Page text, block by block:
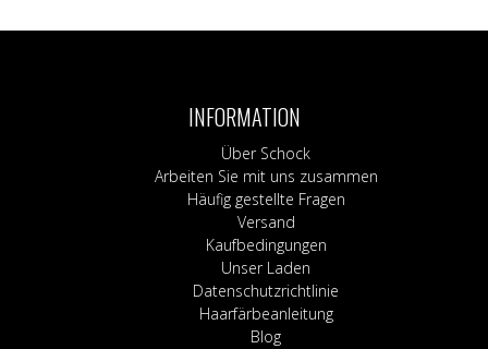
INFORMATION
Über Schock
Arbeiten Sie mit uns zusammen
Häufig gestellte Fragen
Versand
Kaufbedingungen
Unser Laden
Datenschutzrichtlinie
Haarfärbeanleitung
Blog